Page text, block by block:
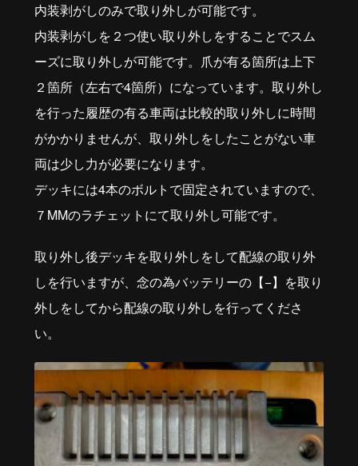
内装剥がしのみで取り外しが可能です。
内装剥がしを２つ使い取り外しをすることでスム
ーズに取り外しが可能です。爪が有る箇所は上下
２箇所（左右で4箇所）になっています。取り外し
を行った履歴の有る車両は比較的取り外しに時間
がかかりませんが、取り外しをしたことがない車
両は少し力が必要になります。
デッキには4本のボルトで固定されていますので、
７MMのラチェットにて取り外し可能です。
取り外し後デッキを取り外しをして配線の取り外
しを行いますが、念の為バッテリーの【−】を取り
外しをしてから配線の取り外しを行ってくださ
い。